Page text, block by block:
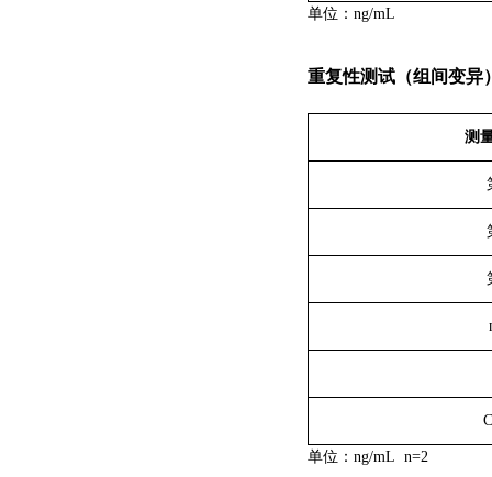
单位： ng/mL
重复性测试（组间变异
测
单位：ng/mL n=2